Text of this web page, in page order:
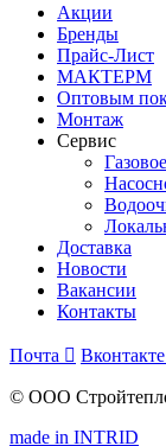
Акции
Бренды
Прайс-Лист
МАКТЕРМ
Оптовым
Монтаж
Сервис
Доставка
Новости
Вакансии
Контакты
Почта  Вконтакте
© ООО
made in INTRID